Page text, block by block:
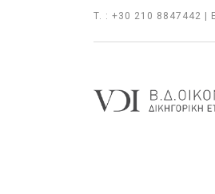
T. : +30 210 8847442 |